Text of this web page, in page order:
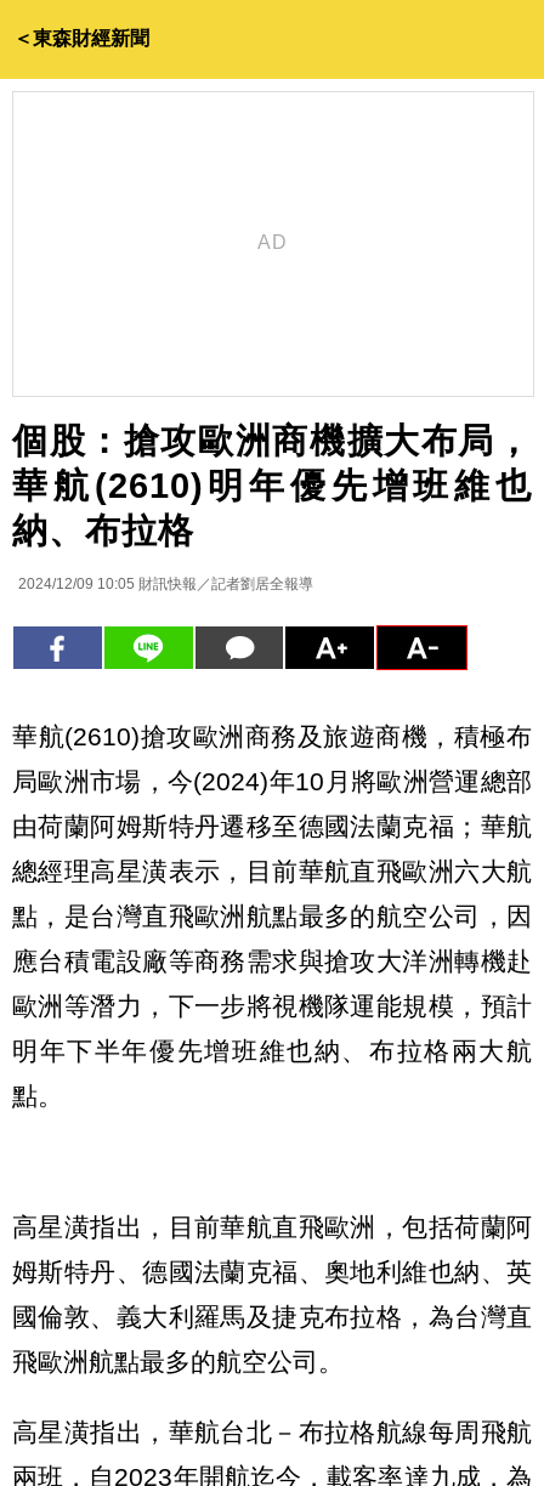
＜東森財經新聞
個股：搶攻歐洲商機擴大布局，
華航(2610)明年優先增班維也
納、布拉格
2024/12/09 10:05 財訊快報／記者劉居全報導
華航(2610)搶攻歐洲商務及旅遊商機，積極布
局歐洲市場，今(2024)年10月將歐洲營運總部
由荷蘭阿姆斯特丹遷移至德國法蘭克福；華航
總經理高星潢表示，目前華航直飛歐洲六大航
點，是台灣直飛歐洲航點最多的航空公司，因
應台積電設廠等商務需求與搶攻大洋洲轉機赴
歐洲等潛力，下一步將視機隊運能規模，預計
明年下半年優先增班維也納、布拉格兩大航
點。
高星潢指出，目前華航直飛歐洲，包括荷蘭阿
姆斯特丹、德國法蘭克福、奧地利維也納、英
國倫敦、義大利羅馬及捷克布拉格，為台灣直
飛歐洲航點最多的航空公司。
高星潢指出，華航台北－布拉格航線每周飛航
兩班，自2023年開航迄今，載客率達九成，為